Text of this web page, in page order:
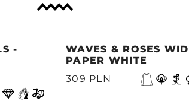
-
WAVES & ROSES
PAPER WHITE
309 PLN